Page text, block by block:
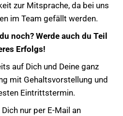
zur Mitsprache, da bei uns
im Team gefällt werden.
noch? Werde auch du Teil
Erfolgs!
auf Dich und Deine ganz
mit Gehaltsvorstellung und
Eintrittstermin.
nur per E-Mail an